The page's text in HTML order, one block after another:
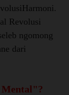
Revolusi
ngomong
dari
Mental"?